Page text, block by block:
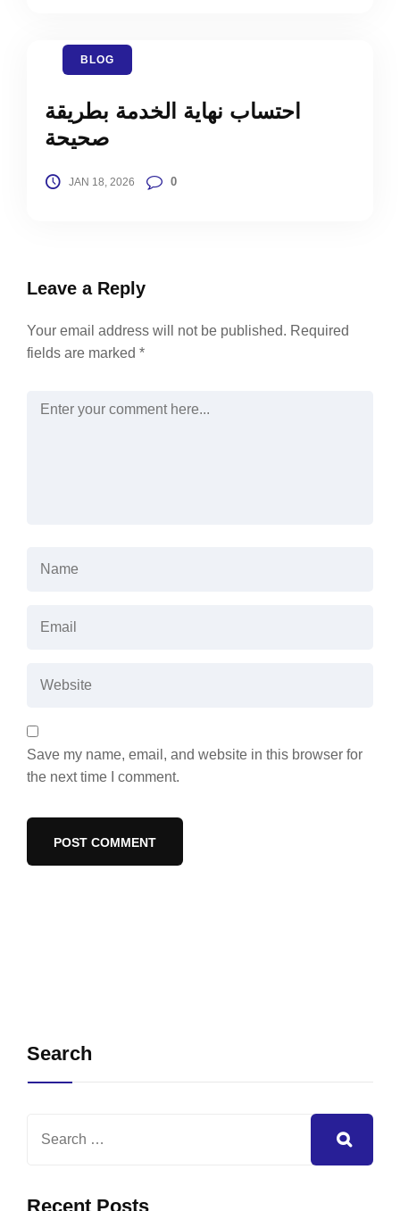
BLOG
احتساب نهاية الخدمة بطريقة
صحيحة
JAN 18, 2026 0
Leave a Reply
Your email address will not be published. Required
fields are marked *
Save my name, email, and website in this browser for
the next time I comment.
Search
Recent Posts